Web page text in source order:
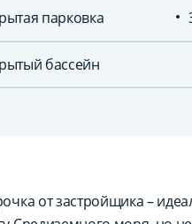
парковка
бассейн
от застройщика –